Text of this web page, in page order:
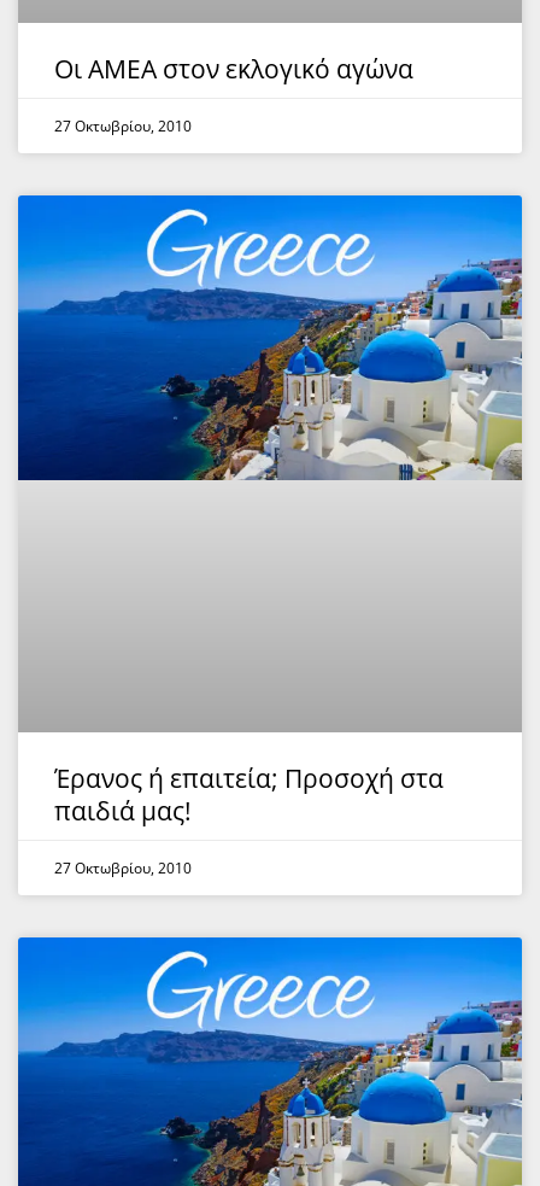
Οι ΑΜΕΑ στον εκλογικό αγώνα
27 Οκτωβρίου, 2010
Έρανος ή επαιτεία; Προσοχή στα
παιδιά μας!
27 Οκτωβρίου, 2010